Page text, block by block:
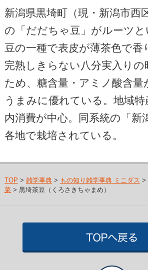
新潟県黒埼町（現・新潟市西
の「だだちゃ豆」がルーツ
豆の一種で表皮が薄茶色で香
完熟しきらない八分実入りの
ため、糖含量・アミノ酸含量
うまみに優れている。地域
内消費が中心。同系統の「新
各地で栽培されている。
TOP > 雑学事典> もの知り雑学事典 ミニダス >
菜> 黒埼茶豆（くろさきちゃまめ）